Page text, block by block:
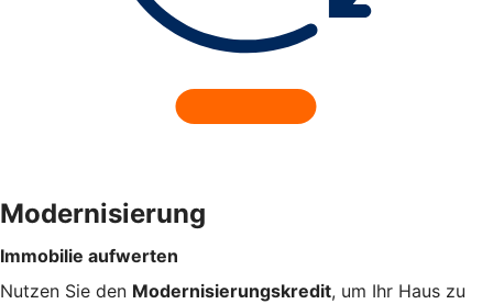
Modernisierung
Immobilie aufwerten
Nutzen Sie den Modernisierungskredit, um Ihr Haus zu